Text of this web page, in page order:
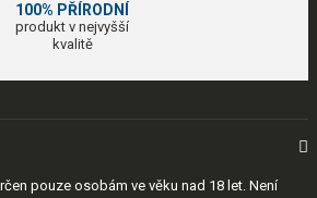
100% PŘÍRODNÍ
produkt v nejvyšší
kvalitě

pouze osobám ve věku nad 18 let. Není